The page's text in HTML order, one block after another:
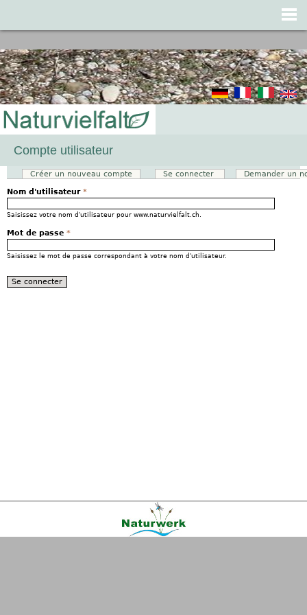
Compte utilisateur
Onglets principaux
Créer un nouveau compte Se connecter (onglet actif)Demander un
Nom d'utilisateur *
Saisissez votre nom d'utilisateur pour www.naturvielfalt.ch.
Mot de passe *
Saisissez le mot de passe correspondant à votre nom d'utilisateur.
|AGB|